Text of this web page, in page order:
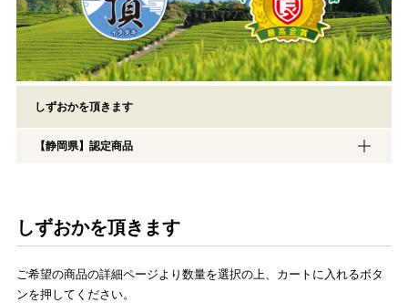
しずおかを頂きます
【静岡県】認定商品
しずおかを頂きます
ご希望の商品の詳細ページより数量を選択の上、カートに入れるボタ
ンを押してください。